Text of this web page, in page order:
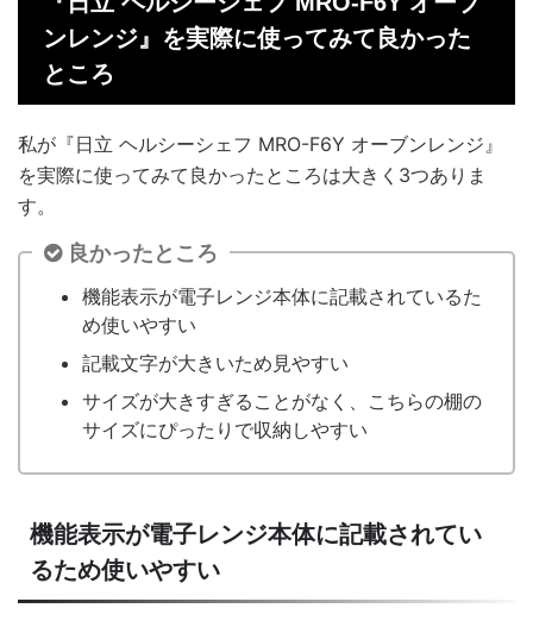
ンレンジ』を実際に使ってみて良かった
ところ
私が『日立 ヘルシーシェフ MRO-F6Y オーブンレンジ』
を実際に使ってみて良かったところは大きく3つありま
す。
良かったところ
機能表示が電子レンジ本体に記載されているた
め使いやすい
記載文字が大きいため見やすい
サイズが大きすぎることがなく、こちらの棚の
サイズにぴったりで収納しやすい
機能表示が電子レンジ本体に記載されてい
るため使いやすい